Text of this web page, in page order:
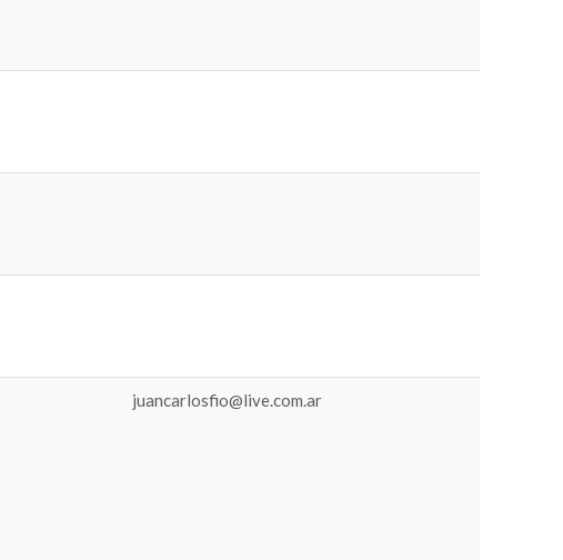
juancarlosfio@live.com.ar